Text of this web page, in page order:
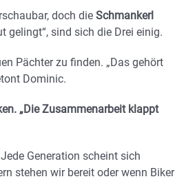
doch die Schmankerl
gelingt“, sind sich die Drei einig.
Pächter zu finden. „Das gehört
Dominic.
„Die Zusammenarbeit klappt
Generation scheint sich
stehen wir bereit oder wenn Biker